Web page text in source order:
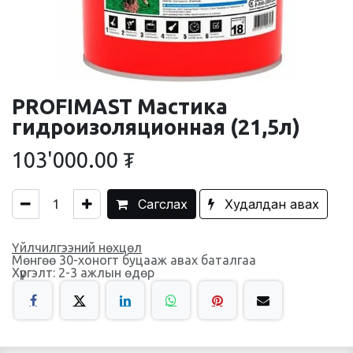
PROFIMAST Мастика
гидроизоляционная (21,5л)
103'000.00 ₮
Сагслах Худалдан авах
Үйлчилгээний нөхцөл
Мөнгөө 30-хоногт буцааж авах баталгаа
Хүргэлт: 2-3 ажлын өдөр